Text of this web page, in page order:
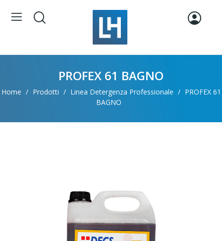
PROFEX 61 BAGNO
Home Prodotti Linea Detergenza Professionale
PROFEX 61
BAGNO